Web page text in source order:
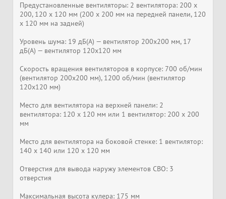
Предустановленные вентиляторы: 2 вентилятора: 200 x
200, 120 x 120 мм (200 x 200 мм на передней панели, 120
x 120 мм на задней)
Уровень шума: 19 дБ(А) — вентилятор 200х200 мм, 17
дБ(А) — вентилятор 120х120 мм
Скорость вращения вентиляторов в корпусе: 700 об/мин
(вентилятор 200х200 мм), 1200 об/мин (вентилятор
120х120 мм)
Место для вентилятора на верхней панели: 2
вентилятора: 120 x 120 мм или 1 вентилятор: 200 x 200
мм
Место для вентилятора на боковой стенке: 1 вентилятор:
140 x 140 или 120 x 120 мм
Отверстия для вывода наружу элементов СВО: 3
отверстия
Максимальная высота кулера: 175 мм